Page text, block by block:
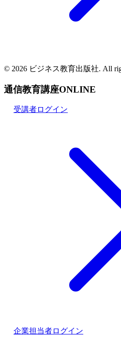
© 2026 ビジネス教育出版社. All
通信教育講座ONLINE
受講者ログイン
企業担当者ログイン